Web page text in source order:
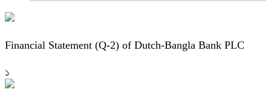
Financial Statement (Q-2) of Dutch-Bangla Bank PLC
১